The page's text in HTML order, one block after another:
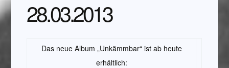
28.03.2013
Das neue Album „Unkämmbar“ ist ab heute
erhältlich: